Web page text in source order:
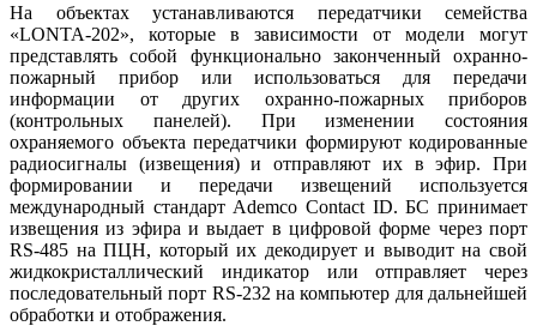
На объектах устанавливаются передатчики семейства
«LONTA-202», которые в зависимости от модели могут
представлять собой функционально законченный охранно-
пожарный прибор или использоваться для передачи
информации от других охранно-пожарных приборов
(контрольных панелей). При изменении состояния
охраняемого объекта передатчики формируют кодированные
радиосигналы (извещения) и отправляют их в эфир. При
формировании и передачи извещений используется
международный стандарт Ademco Contact ID. БС принимает
извещения из эфира и выдает в цифровой форме через порт
RS-485 на ПЦН, который их декодирует и выводит на свой
жидкокристаллический индикатор или отправляет через
последовательный порт RS-232 на компьютер для дальнейшей
обработки и отображения.